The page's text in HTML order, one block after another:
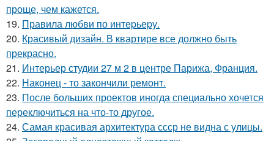
проще, чем кажется.
19. Правила любви по интеpьеpу.
20. Красивый дизайн. В квартире все должно быть
прекрасно.
21. Интерьер студии 27 м 2 в центре Парижа, Франция.
22. Наконец - то закончили ремонт.
23. После больших проектов иногда специально хочется
переключиться на что-то другое.
24. Самая красивая архитектура ссср не видна с улицы.